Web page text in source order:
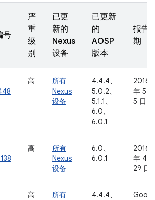
号
严
重
级
别
已更
新的
Nexus
设备
已更新
的
AOSP
版本
报告
期
高
所有
Nexus
设备
4.4.4、
5.0.2、
5.1.1、
6.0、
6.0.1
2016
年 5 月
5 日
高
所有
Nexus
设备
6.0、
6.0.1
2016
年 4
29 日
高
所有
4.4.4、